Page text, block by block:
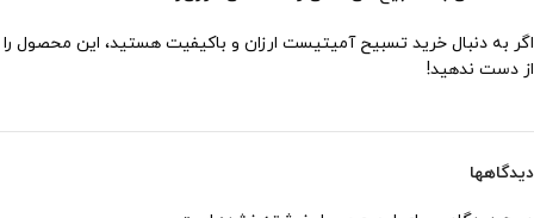
اگر به دنبال خرید تسبیح آمیتیست ارزان و باکیفیت هستید، این محصول را
از دست ندهید!
دیدگاهها